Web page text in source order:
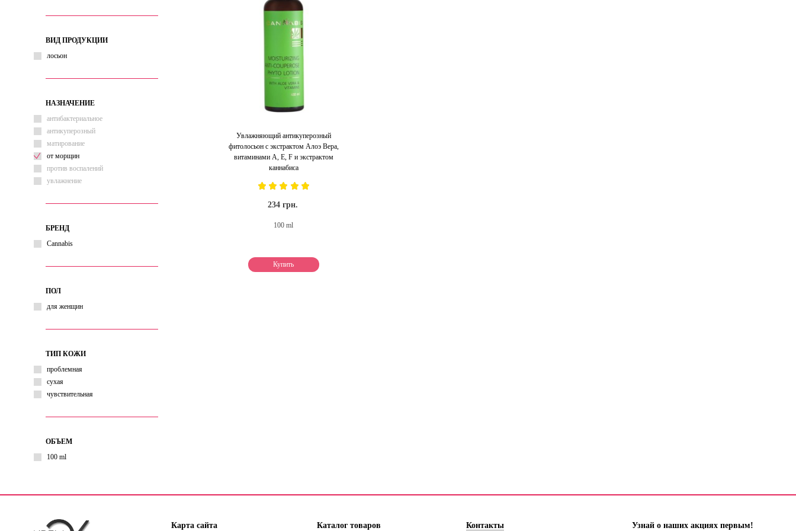
ВИД ПРОДУКЦИИ
лосьон
НАЗНАЧЕНИЕ
антибактериальное
антикуперозный
матирование
от морщин
против воспалений
увлажнение
БРЕНД
Cannabis
ПОЛ
для женщин
ТИП КОЖИ
проблемная
сухая
чувствительная
ОБЪЕМ
100 ml
Увлажняющий антикуперозный
фитолосьон с экстрактом Алоэ Вера,
витаминами А, Е, F и экстрактом
каннабиса
234 грн.
100 ml
Купить
Карта сайта Каталог товаров Контакты Узнай о наших акциях первым!